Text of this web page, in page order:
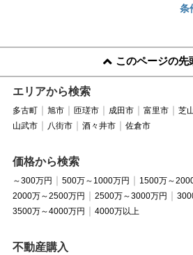
条
このページの先
エリアから検索
多古町 旭市 匝瑳市 成田市 富里市 芝
山武市
八街市 酒々井市 佐倉市
価格から検索
～300万円 500万～1000万円
1500万～
2000万～2500万円
2500万～3000万円
3500万～4000万円
4000万以上
不動産購入